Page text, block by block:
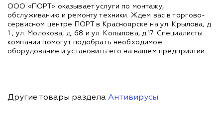
ООО «ПОРТ» оказывает услуги по монтажу,
обслуживанию и ремонту техники. Ждем вас в торгово-
сервисном центре ПОРТ в Красноярске на ул. Крылова, д.
1 , ул. Молокова, д. 68 и ул. Копылова, д.17. Специалисты
компании помогут подобрать необходимое
оборудование и установить его на вашем предприятии.
Другие товары раздела Антивирусы